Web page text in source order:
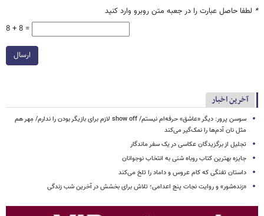
* لطفا حاصل عبارت را در جعبه متن روبرو وارد کنید
8 + 8 =
ارسال
آخرین اخبار
سوسن پرور: دیگر «عاشق» حرفه‌ام نیستم/ show off لازم برای بازیگر بودن را ندارم/ مِهر هم
مثل نان آدم‌ها را نمک‌گیر می‌کند
تجلیل از برگزیدگان عکاسی در یک سفر ماندگار
جایزه بهترین کتاب روباه شنی به انتخاب نوجوانان
داستان تفنگی که کام عروس و داماد را تلخ می‌کند
«زنده‌شور» و روایت نجات پنج اعدامی؛ تلاش برای بخشش در آخرین شب زندگی